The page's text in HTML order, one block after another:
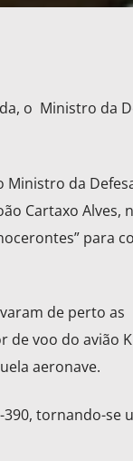
o Ministro da
Ministro da
Cartaxo Alves,
para
de perto as
voo do avião
aeronave.
tornando-se